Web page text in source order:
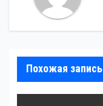
Похожая запись